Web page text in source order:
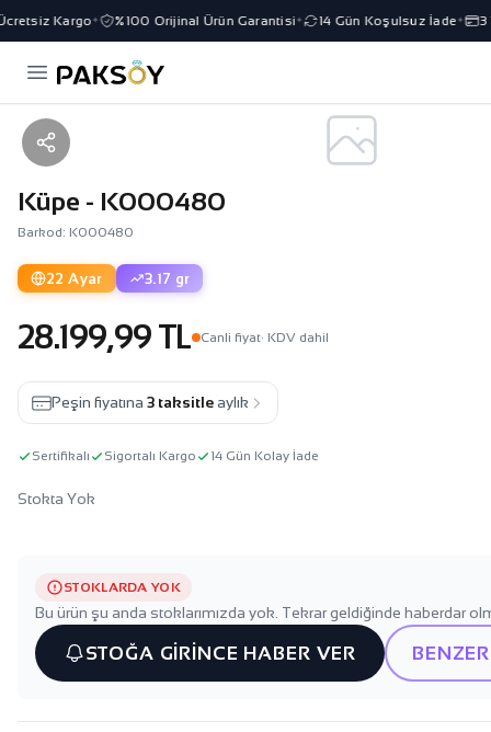
Kargo✦ %100 Orijinal Ürün Garantisi✦ 14 Gün Koşulsuz İade✦ 3
Küpe - K000480
Barkod: K000480
22 Ayar 3.17 gr
28.199,99 TL Canli fiyat· KDV dahil
Peşin fiyatına 3 taksitle aylık
Sertifikalı Sigortalı Kargo 14 Gün Kolay İade
Stokta Yok
STOKLARDA YOK
Bu ürün şu anda stoklarımızda yok. Tekrar geldiğinde haberdar
STOĞA GİRİNCE HABER VER